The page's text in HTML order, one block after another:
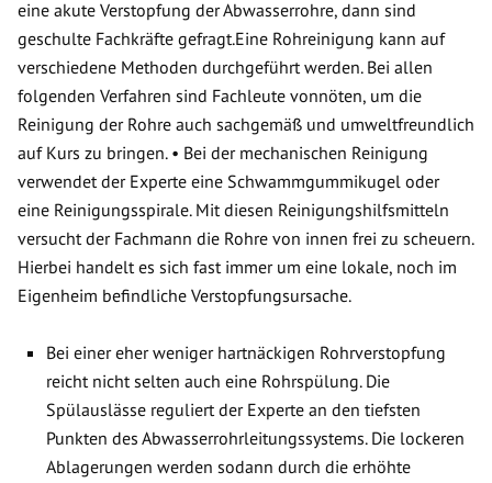
eine akute Verstopfung der Abwasserrohre, dann sind
geschulte Fachkräfte gefragt.Eine Rohreinigung kann auf
verschiedene Methoden durchgeführt werden. Bei allen
folgenden Verfahren sind Fachleute vonnöten, um die
Reinigung der Rohre auch sachgemäß und umweltfreundlich
auf Kurs zu bringen. • Bei der mechanischen Reinigung
verwendet der Experte eine Schwammgummikugel oder
eine Reinigungsspirale. Mit diesen Reinigungshilfsmitteln
versucht der Fachmann die Rohre von innen frei zu scheuern.
Hierbei handelt es sich fast immer um eine lokale, noch im
Eigenheim befindliche Verstopfungsursache.
Bei einer eher weniger hartnäckigen Rohrverstopfung
reicht nicht selten auch eine Rohrspülung. Die
Spülauslässe reguliert der Experte an den tiefsten
Punkten des Abwasserrohrleitungssystems. Die lockeren
Ablagerungen werden sodann durch die erhöhte